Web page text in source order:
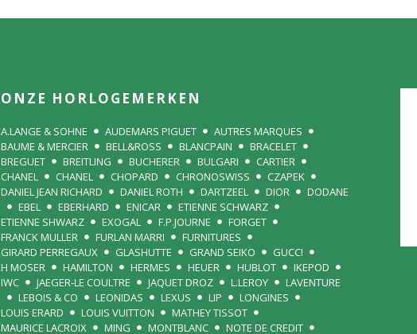
ONZE HORLOGEMERKEN
A.LANGE & SOHNE AUDEMARS PIGUET
AUTRES MARQUES
BAUME & MERCIER
BELL&ROSS BLANCPAIN
BRACELET
BREGUET
BREITLING BUCHERER BULGARI
CARTIER
CHANEL
CHANEL CHOPARD CHRONOSWISS
CZAPEK
DANIEL JEAN RICHARD
DANIEL ROTH DARTZEEL DIOR
DODANE
EBEL
EBERHARD ENICAR
ETIENNE SCHWARZ
ETIENNE SHWARZ
EXOGAL F.P.JOURNE
FORGET
FRANCK MULLER
FURLAN MARRI
FURNITURES
GIRARD PERREGAUX
GLASHUTTE GRAND SEIKO
GUCCI
H MOSER
HAMILTON HERMES HEUER HUBLOT
IKEPOD
IWC
JAEGER-LE COULTRE JAQUET DROZ L.LEROY
LAVENTURE
LEBOIS & CO
LEONIDAS LEXUS LIP
LONGINES
LOUIS ERARD
LOUIS VUITTON
MATHEY TISSOT
MAURICE LACROIX
MING MONTBLANC NOTE DE CREDIT